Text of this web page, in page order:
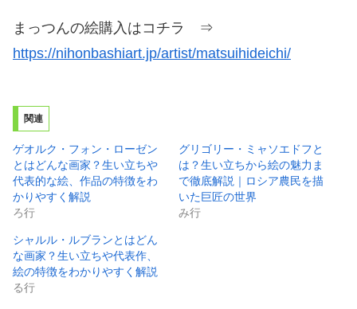
まっつんの絵購入はコチラ ⇒
https://nihonbashiart.jp/artist/matsuihideichi/
関連
ゲオルク・フォン・ローゼン
とはどんな画家？生い立ちや
代表的な絵、作品の特徴をわ
かりやすく解説
ろ行
グリゴリー・ミャソエドフと
は？生い立ちから絵の魅力ま
で徹底解説｜ロシア農民を描
いた巨匠の世界
み行
シャルル・ルブランとはどん
な画家？生い立ちや代表作、
絵の特徴をわかりやすく解説
る行